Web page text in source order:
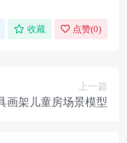
收藏 点赞(0)
上一篇
画架儿童房场景模型